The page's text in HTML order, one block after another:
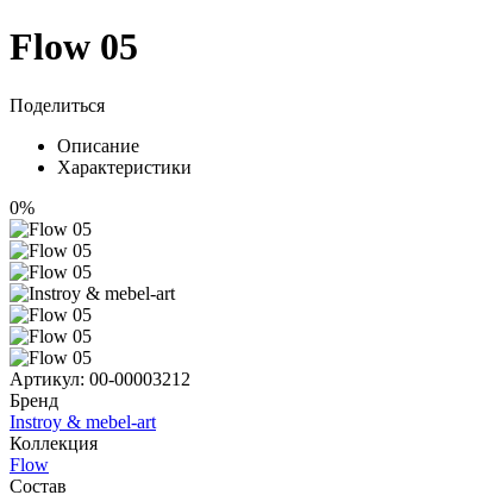
Flow 05
Поделиться
Описание
Характеристики
0%
Артикул: 00-00003212
Бренд
Instroy & mebel-art
Коллекция
Flow
Состав